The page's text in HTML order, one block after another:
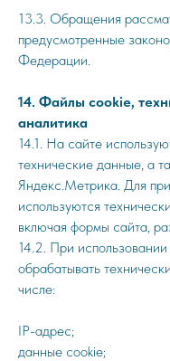
13.3. Обращения
предусмотренные
Федерации.
14. Файлы cookie,
аналитика
14.1. На сайте
технические данные, а
Яндекс.Метрика. Для
используются
включая формы сайта,
14.2. При
обрабатывать
числе:
IP-адрес;
данные cookie;